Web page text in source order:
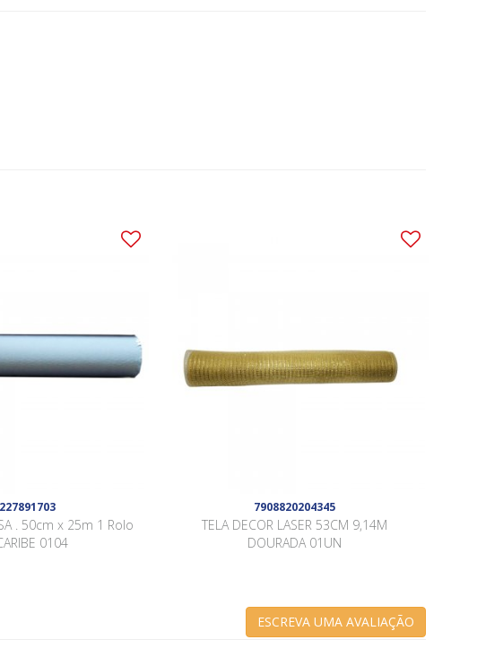
. 50cm x 25m 1 Rolo
0104
7908820204345
TELA DECOR LASER 53CM 9,14M
DOURADA 01UN
ESCREVA UMA AVALIAÇÃO